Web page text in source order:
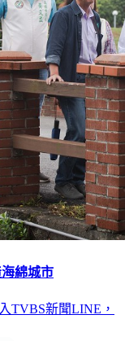
綿城市
TVBS新聞LINE，